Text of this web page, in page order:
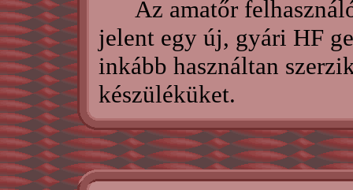
Az amatőr
jelent egy új, gyári HF
inkább használtan
készüléküket.